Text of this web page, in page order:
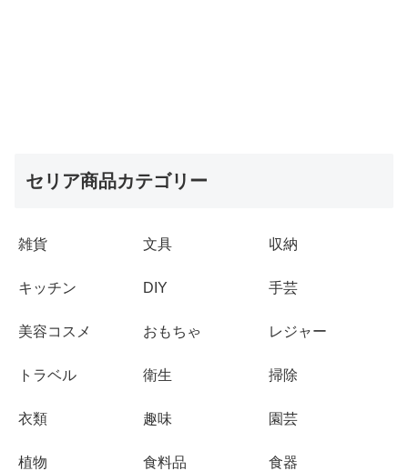
セリア商品カテゴリー
雑貨 文具 収納
キッチン DIY 手芸
美容コスメ おもちゃ レジャー
トラベル 衛生 掃除
衣類 趣味 園芸
植物 食料品 食器